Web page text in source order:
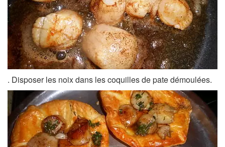
. Disposer les noix dans les coquilles de pate démoulées.